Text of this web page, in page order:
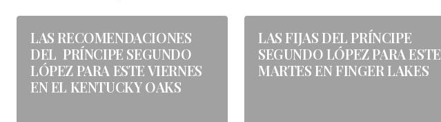
LAS RECOMENDACIONES
DEL PRÍNCIPE SEGUNDO
LÓPEZ PARA ESTE VIERNES
EN EL KENTUCKY OAKS
LAS FIJAS DEL PRÍNCIPE
SEGUNDO LÓPEZ PARA ESTE
MARTES EN FINGER LAKES